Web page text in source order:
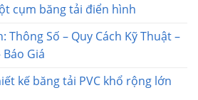
cụm băng tải điển hình
Thông Số – Quy Cách Kỹ Thuật –
Giá
kế băng tải PVC khổ rộng lớn